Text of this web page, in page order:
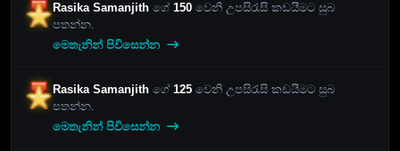
Rasika Samanjithගේ150 වෙනි උපසිරැසි කඩයීමට සුබ
පතන්න.
මෙතැනින් පිවිසෙන්න
Rasika Samanjithගේ125 වෙනි උපසිරැසි කඩයීමට සුබ
පතන්න.
මෙතැනින් පිවිසෙන්න